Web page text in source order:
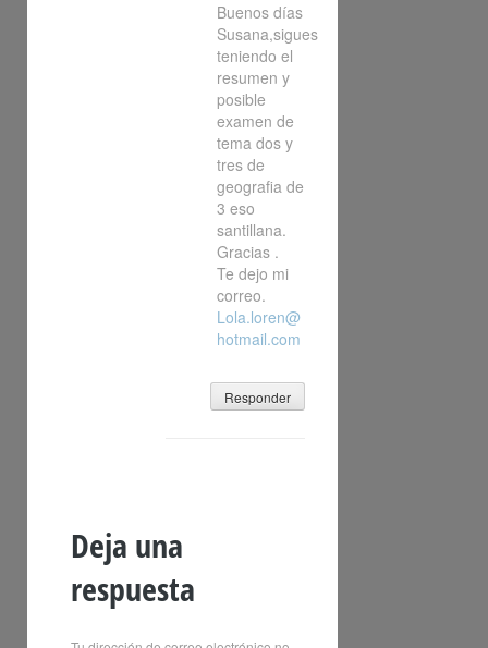
Buenos días
Susana,sigues
teniendo el
resumen y
posible
examen de
tema dos y
tres de
geografia de
3 eso
santillana.
Gracias .
Te dejo mi
correo.
Lola.loren@
hotmail.com
Responder
Deja una
respuesta